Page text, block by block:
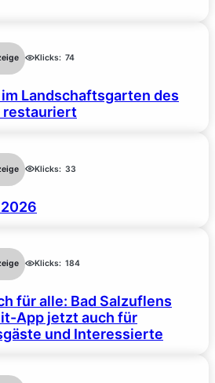
Klicks: 74
Landschaftsgarten des
restauriert
Klicks: 33
Klicks: 184
für alle: Bad Salzuflens
App jetzt auch für
und Interessierte